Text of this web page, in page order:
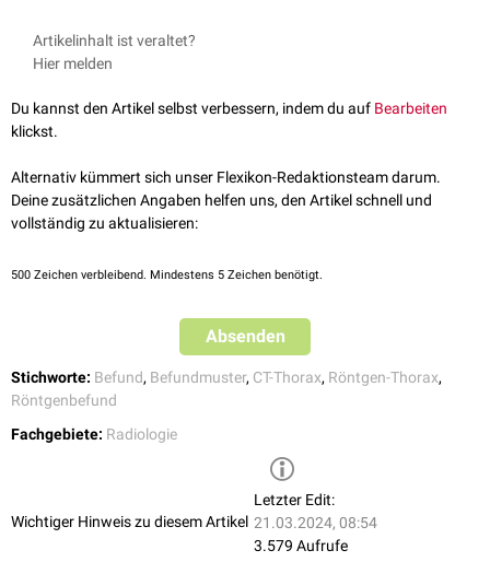
Artikelinhalt ist veraltet?
Hier melden
Du kannst den Artikel selbst verbessern, indem du auf Bearbeiten
klickst.
Alternativ kümmert sich unser Flexikon-Redaktionsteam darum.
Deine zusätzlichen Angaben helfen uns, den Artikel schnell und
vollständig zu aktualisieren:
500 Zeichen verbleibend. Mindestens 5 Zeichen benötigt.
Absenden
Stichworte: Befund, Befundmuster, CT-Thorax, Röntgen-Thorax,
Röntgenbefund
Fachgebiete: Radiologie
Wichtiger Hinweis zu diesem Artikel
Letzter Edit:
21.03.2024, 08:54
3.579 Aufrufe